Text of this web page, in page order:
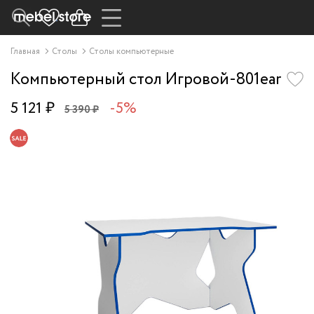
Главная Столы Столы компьютерные
Компьютерный стол Игровой-801ear
5 121 ₽ 5 390 ₽ -5%